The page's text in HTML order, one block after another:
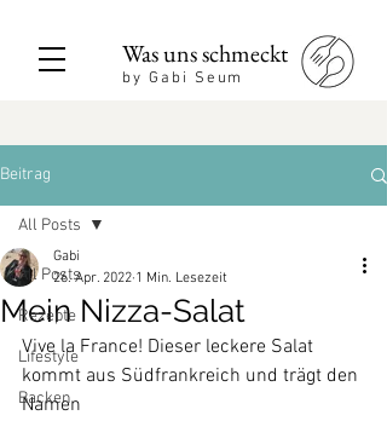
Was uns schmeckt
by Gabi Seum
Beitrag
All Posts
Rezepte
Lifestyle
Backen
All Posts
Mein Nizza-Salat
Gabi
26. Apr. 2022 1 Min. Lesezeit
Vive la France! Dieser leckere Salat
kommt aus Südfrankreich und trägt den
Namen